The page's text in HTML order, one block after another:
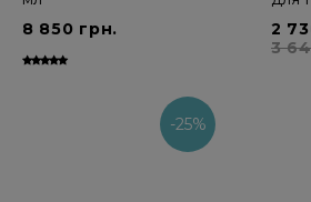
8 850 грн.
2
3
-25%